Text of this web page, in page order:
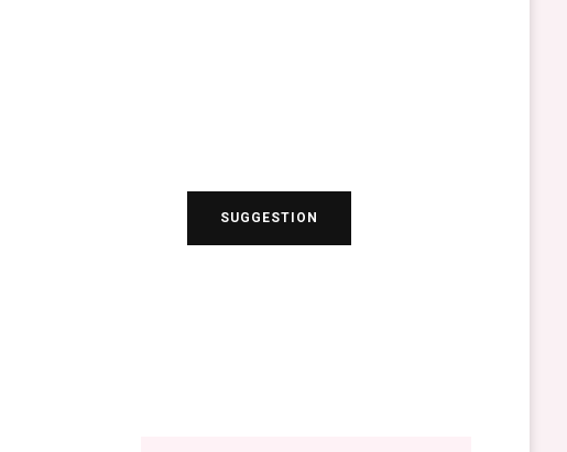
SUGGESTION